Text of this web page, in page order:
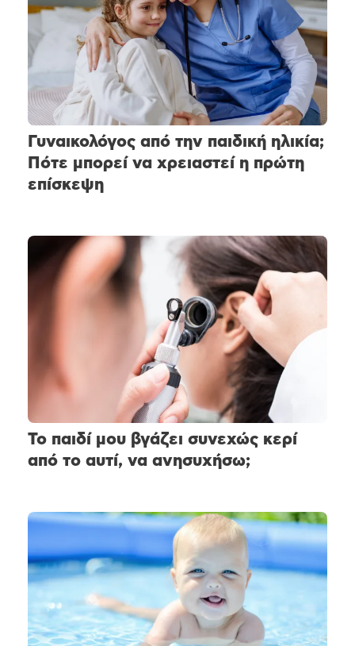
Γυναικολόγος από την παιδική ηλικία;
Πότε μπορεί να χρειαστεί η πρώτη
επίσκεψη
Το παιδί μου βγάζει συνεχώς κερί
από το αυτί, να ανησυχήσω;